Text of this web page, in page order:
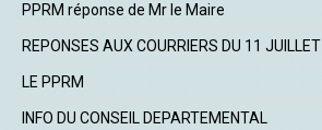
PPRM réponse de Mr le Maire
REPONSES AUX COURRIERS DU 11 JUILLET
LE PPRM
INFO DU CONSEIL DEPARTEMENTAL